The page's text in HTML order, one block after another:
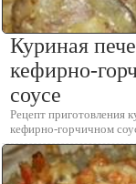
Куриная
кефирно-
соусе
Рецепт приготовления
кефирно-горчичном